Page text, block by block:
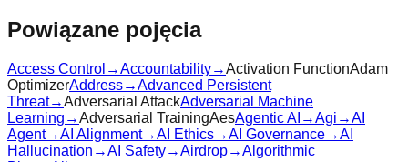
Powiązane pojęcia
Access Control →Accountability→Activation FunctionAdam
OptimizerAddress→Advanced Persistent
Threat→Adversarial AttackAdversarial Machine
Learning →Adversarial TrainingAesAgentic AI →Agi →AI
Agent→AI Alignment→AI Ethics→AI Governance→AI
Hallucination →AI Safety→Airdrop→Algorithmic